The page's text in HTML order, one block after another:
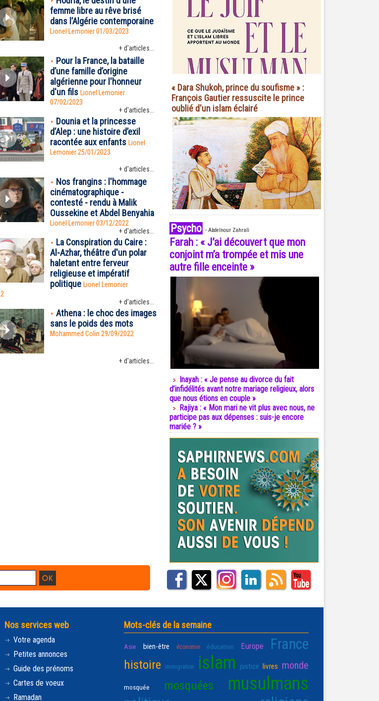
femme libre au rêve brisé
dans l’Algérie contemporaine
Lionel Lemonier 01/03/2023
+ d'articles...
Pour la France, la bataille
d’une famille d’origine
algérienne pour l'honneur
d'un fils Lionel Lemonier
07/02/2023
+ d'articles...
Dounia et la princesse
d’Alep : une histoire d’exil
racontée aux enfants Lionel
Lemonier 25/01/2023
+ d'articles...
Nos frangins : l'hommage
cinématographique -
contesté - rendu à Malik
Oussekine et Abdel Benyahia
Lionel Lemonier 03/12/2022
+ d'articles...
La Conspiration du Caire :
Al-Azhar, théâtre d'un polar
haletant entre ferveur
religieuse et impératif
politique Lionel Lemonier
+ d'articles...
Athena : le choc des images
sans le poids des mots
Mohammed Colin 29/09/2022
+ d'articles...
« Dara Shukoh, prince du soufisme » :
François Gautier ressuscite le prince
oublié d'un islam éclairé
Psycho - Abdelnour Zahrali
Farah : « J’ai découvert que mon
conjoint m’a trompée et mis une
autre fille enceinte »
Inayah : « Je pense au divorce du fait
d’infidélités avant notre mariage religieux, alors
que nous étions en couple »
Rajiya : « Mon mari ne vit plus avec nous, ne
participe pas aux dépenses : suis-je encore
mariée ? »
Nos services web
Votre agenda
Petites annonces
Guide des prénoms
Cartes de voeux
Ramadan
Mots-clés de la semaine
Asie bien-être économie éducation Europe France
histoire immigration islam justice livres monde
mosquée mosquées musulmans